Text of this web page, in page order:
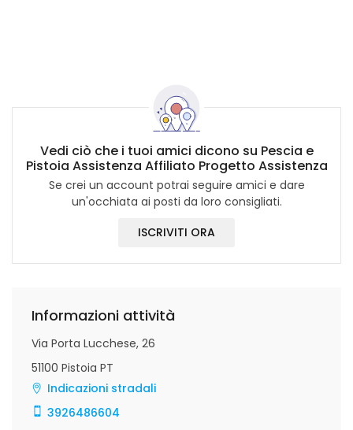
Vedi ciò che i tuoi amici dicono su Pescia e
Pistoia Assistenza Affiliato Progetto Assistenza
Se crei un account potrai seguire amici e dare
un'occhiata ai posti da loro consigliati.
ISCRIVITI ORA
Informazioni attività
Via Porta Lucchese, 26
51100 Pistoia PT
Indicazioni stradali
3926486604